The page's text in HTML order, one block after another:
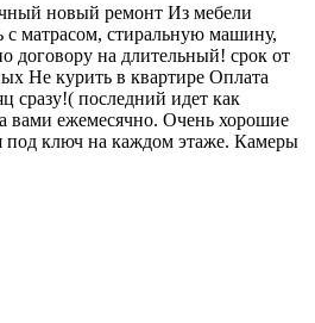
новый ремонт Из мебели
с матрасом, стиральную машину,
договору на длительный! срок от
Не курить в квартире Оплата
сразу!( последний идет как
вами ежемесячно. Очень хорошие
под ключ на каждом этаже. Камеры